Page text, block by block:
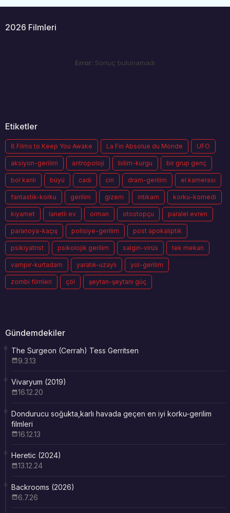
2026 Filmleri
Error: Sonuç bulunamadı
Etiketler
6 Films to Keep You Awake La Fin Absolue du Monde UFO
aksiyon-gerilim antropoloji bilim-kurgu bir grup genç
bol kanlı büyü cadı cin dram-gerilim el kamerası
fantastik-korku gerilim gizem intikam korku-komedi
kıyamet lanetli ev orman otostopçu paralel evren
paranoya-kaçış polisiye-gerilim post apokaliptik
psikiyatrist psikolojik gerilim salgın-virüs tek mekan
vampir-kurtadam yaratık-uzaylı yol-gerilim
zombi filmleri çöl şeytan-şeytani güç
Gündemdekiler
The Surgeon (Cerrah) Tess Gerritsen
9.3.13
Vivaryum (2019)
16.12.20
Dondurucu soğukta,karlı havada geçen en iyi korku-gerilim
filmleri
16.12.13
Heretic (2024)
13.12.24
Backrooms (2026)
6.7.26